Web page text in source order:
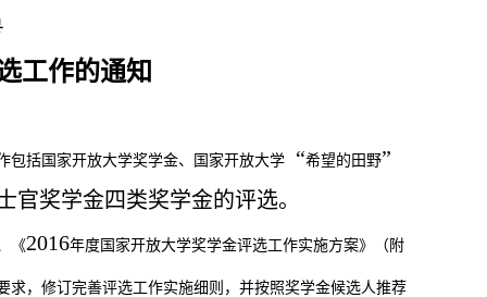
工作的通知
包括国家开放大学奖学金、国家开放大学 “希望的田野”
奖学金四类奖学金的评选。
《2016年度国家开放大学奖学金评选工作实施方案》（附
求，修订完善评选工作实施细则，并按照奖学金候选人推荐